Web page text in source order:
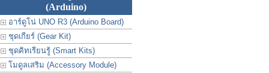
(Arduino)
อาร์ดูโน่ UNO R3 (Arduino Board)
ชุดเกียร์ (Gear Kit)
ชุดคิทเรียนรู้ (Smart Kits)
โมดูลเสริม (Accessory Module)